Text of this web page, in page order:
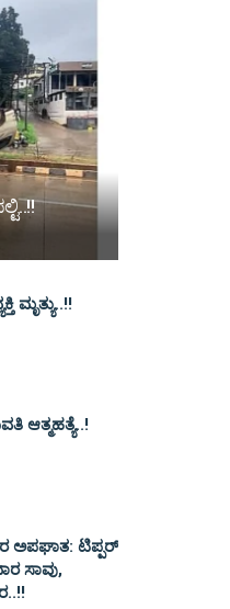
ಮೃತ್ಯು..!!
ಆತ್ಮಹತ್ಯೆ..!
ಅಪಘಾತ: ಟಿಪ್ಪರ್
ಸಾವು,